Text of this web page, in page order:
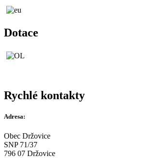
Dotace
Rychlé kontakty
Adresa:
Obec Držovice
SNP 71/37
796 07 Držovice